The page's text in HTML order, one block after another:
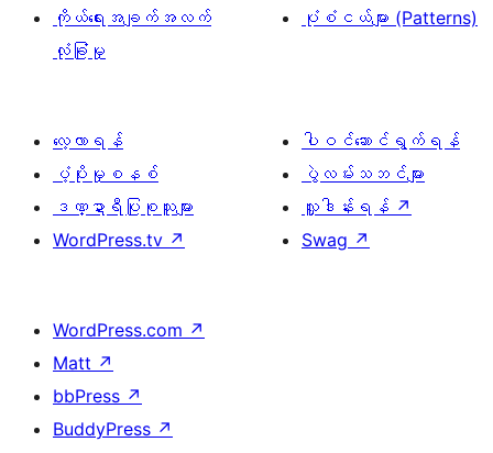
ကိုယ်ရေးအချက်အလက်
လုံခြုံမှု
ပုံစံငယ်များ (Patterns)
လေ့လာရန်
ပံ့ပိုးမှုစနစ်
ဒဏ္ဍာရီပြုစုသူများ
WordPress.tv ↗
ပါဝင်ဆောင်ရွက်ရန်
ပွဲလမ်းသဘင်များ
လှူဒါန်းရန် ↗
Swag ↗
WordPress.com ↗
Matt ↗
bbPress ↗
BuddyPress ↗